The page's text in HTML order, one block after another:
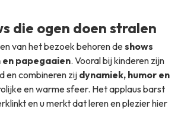
die ogen doen stralen
van het bezoek behoren deshows
papegaaien. Vooral bij kinderen zijn
en combineren zij dynamiek, humor en
en warme sfeer. Het applaus barst
en u merkt dat leren en plezier hier